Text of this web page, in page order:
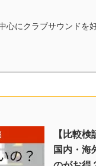
心にクラブサウンドを
【比較
国内・海